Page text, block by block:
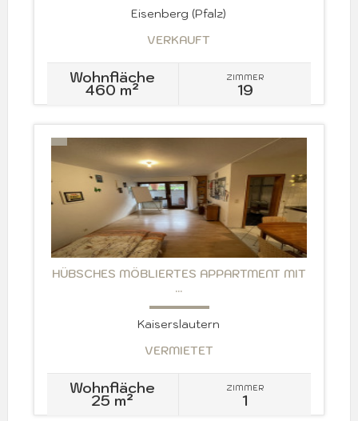
Eisenberg (Pfalz)
VERKAUFT
Wohnfläche
460 m²
ZIMMER
19
HÜBSCHES MÖBLIERTES APPARTMENT MIT
...
Kaiserslautern
VERMIETET
Wohnfläche
25 m²
ZIMMER
1